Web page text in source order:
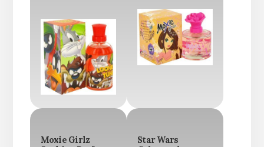
Moxie Girlz
Star Wars